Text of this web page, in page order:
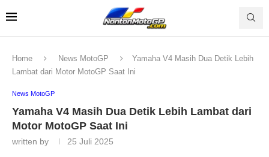
Home News MotoGP
Yamaha V4 Masih Dua Detik Lebih
Lambat dari Motor MotoGP Saat Ini
News MotoGP
Yamaha V4 Masih Dua Detik Lebih Lambat dari
Motor MotoGP Saat Ini
written by 25 Juli 2025